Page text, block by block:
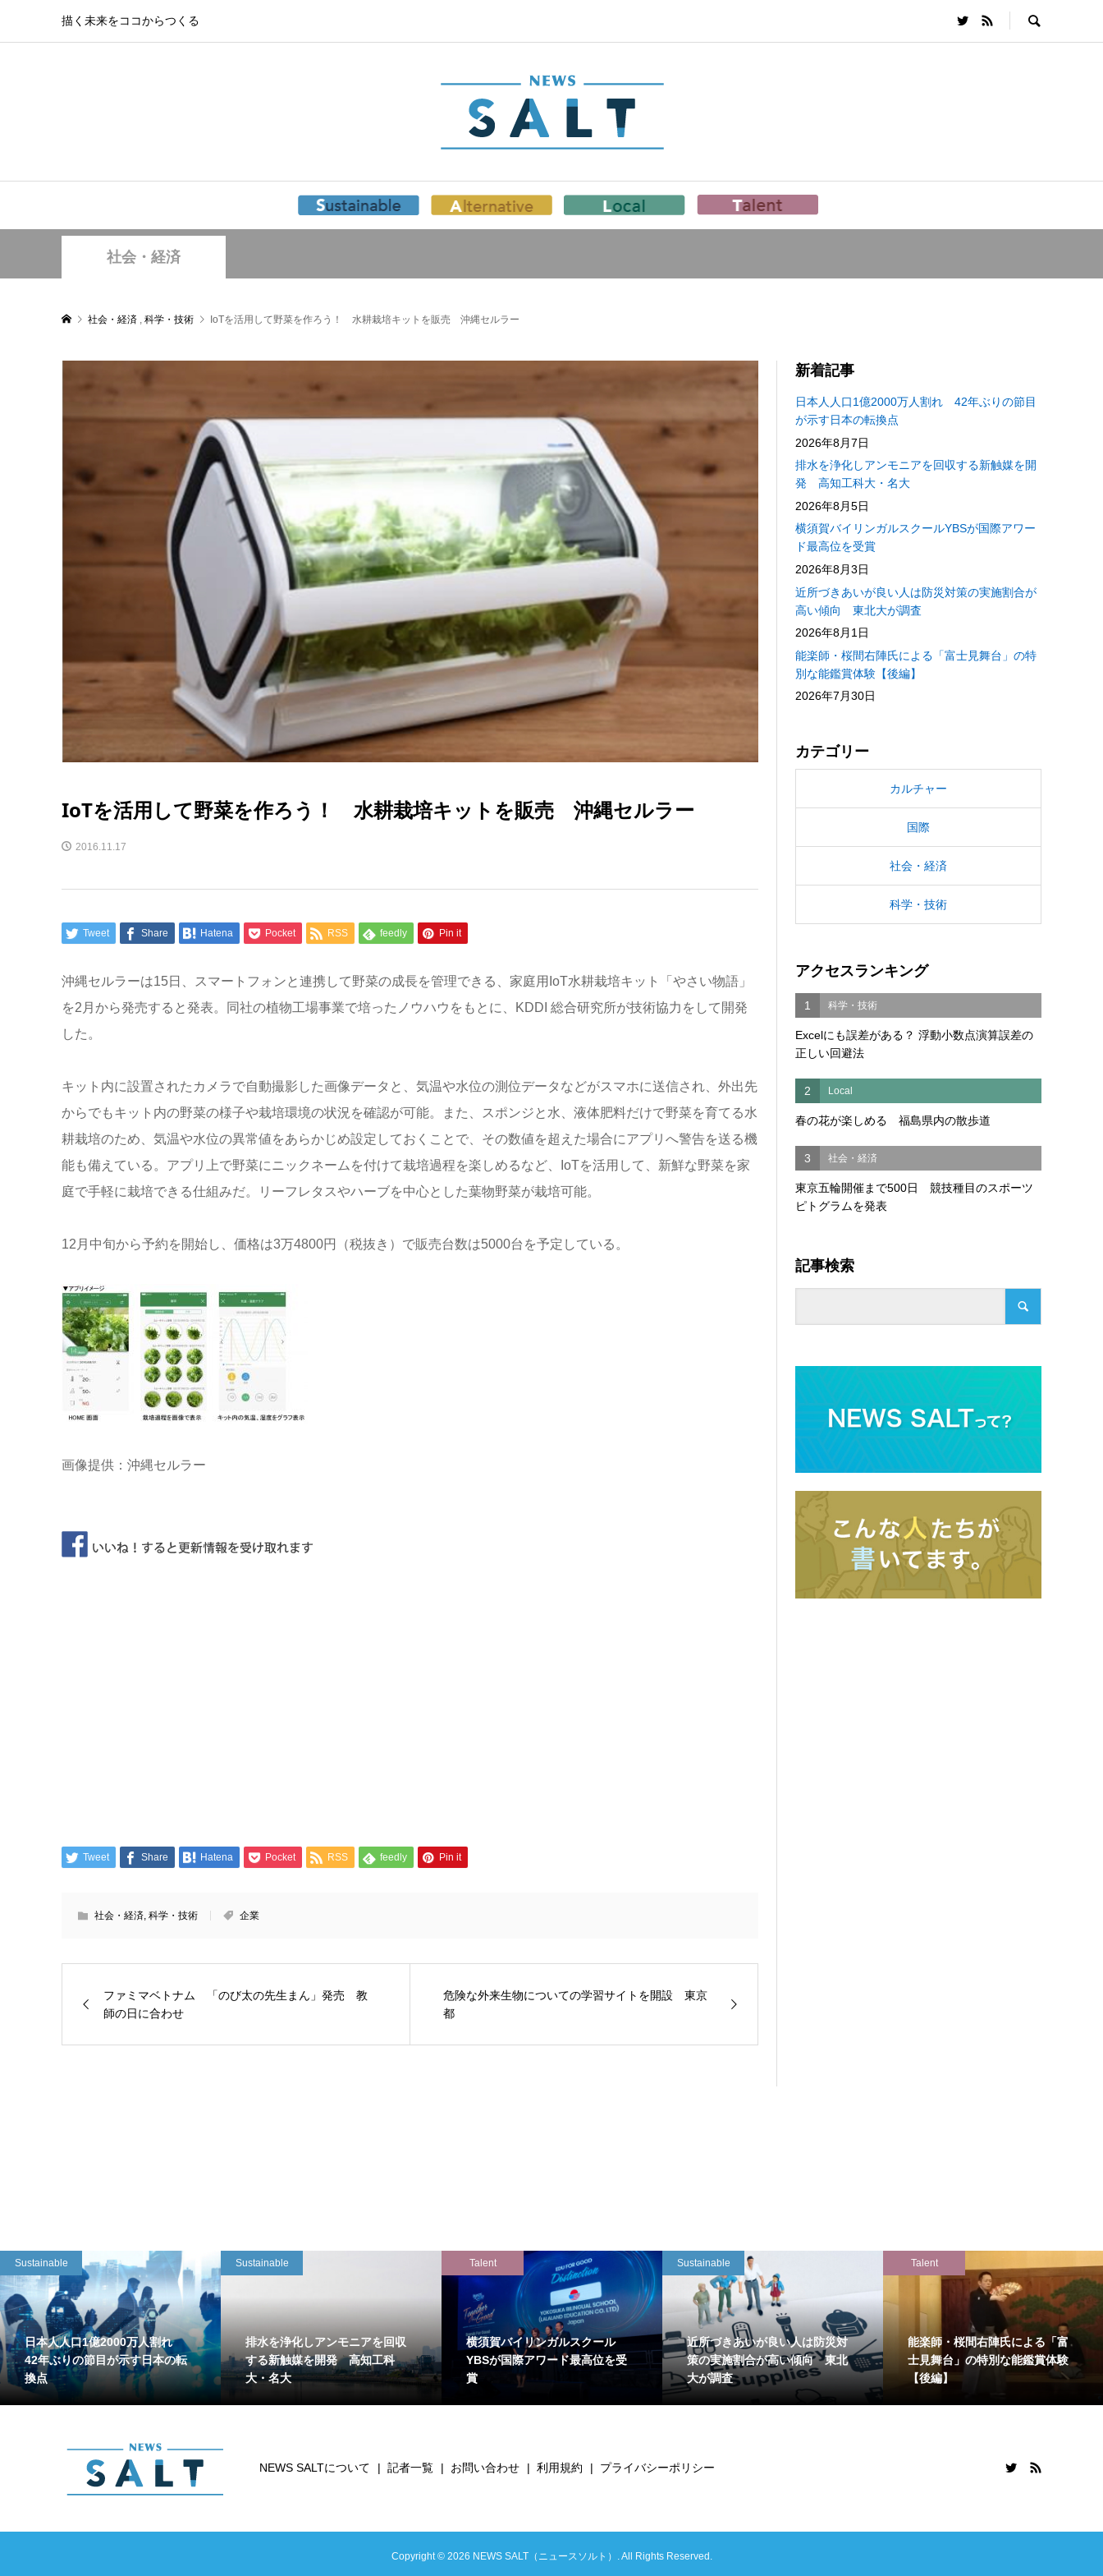
描く未来をココからつくる
社会・経済
社会・経済 , 科学・技術 IoTを活用して野菜を作ろう！ 水耕栽培キットを販売 沖縄セルラー
IoTを活用して野菜を作ろう！ 水耕栽培キットを販売 沖縄セルラー
2016.11.17
Tweet Share Hatena Pocket RSS feedly Pin it
沖縄セルラーは15日、スマートフォンと連携して野菜の成長を管理できる、家庭用IoT水耕栽培キット「やさい物語」
を2月から発売すると発表。同社の植物工場事業で培ったノウハウをもとに、KDDI 総合研究所が技術協力をして開発
した。
キット内に設置されたカメラで自動撮影した画像データと、気温や水位の測位データなどがスマホに送信され、外出先
からでもキット内の野菜の様子や栽培環境の状況を確認が可能。また、スポンジと水、液体肥料だけで野菜を育てる水
耕栽培のため、気温や水位の異常値をあらかじめ設定しておくことで、その数値を超えた場合にアプリへ警告を送る機
能も備えている。アプリ上で野菜にニックネームを付けて栽培過程を楽しめるなど、IoTを活用して、新鮮な野菜を家
庭で手軽に栽培できる仕組みだ。リーフレタスやハーブを中心とした葉物野菜が栽培可能。
12月中旬から予約を開始し、価格は3万4800円（税抜き）で販売台数は5000台を予定している。
画像提供：沖縄セルラー
Tweet Share Hatena Pocket RSS feedly Pin it
社会・経済, 科学・技術 企業
ファミマベトナム 「のび太の先生まん」発売 教
師の日に合わせ
危険な外来生物についての学習サイトを開設 東京
都
新着記事
日本人人口1億2000万人割れ 42年ぶりの節目
が示す日本の転換点
2026年8月7日
排水を浄化しアンモニアを回収する新触媒を開
発 高知工科大・名大
2026年8月5日
横須賀バイリンガルスクールYBSが国際アワー
ド最高位を受賞
2026年8月3日
近所づきあいが良い人は防災対策の実施割合が
高い傾向 東北大が調査
2026年8月1日
能楽師・桜間右陣氏による「富士見舞台」の特
別な能鑑賞体験【後編】
2026年7月30日
カテゴリー
カルチャー
国際
社会・経済
科学・技術
アクセスランキング
1 科学・技術
Excelにも誤差がある？ 浮動小数点演算誤差の
正しい回避法
2 Local
春の花が楽しめる 福島県内の散歩道
3 社会・経済
東京五輪開催まで500日 競技種目のスポーツ
ピトグラムを発表
記事検索
Sustainable
日本人人口1億2000万人割れ
42年ぶりの節目が示す日本の転
換点
Sustainable
排水を浄化しアンモニアを回収
する新触媒を開発 高知工科
大・名大
Talent
横須賀バイリンガルスクール
YBSが国際アワード最高位を受
賞
Sustainable
近所づきあいが良い人は防災対
策の実施割合が高い傾向 東北
大が調査
Talent
能楽師・桜間右陣氏による「富
士見舞台」の特別な能鑑賞体験
【後編】
NEWS SALTについて 記者一覧 お問い合わせ 利用規約 プライバシーポリシー
Copyright ©2026 NEWS SALT（ニュースソルト）. All Rights Reserved.